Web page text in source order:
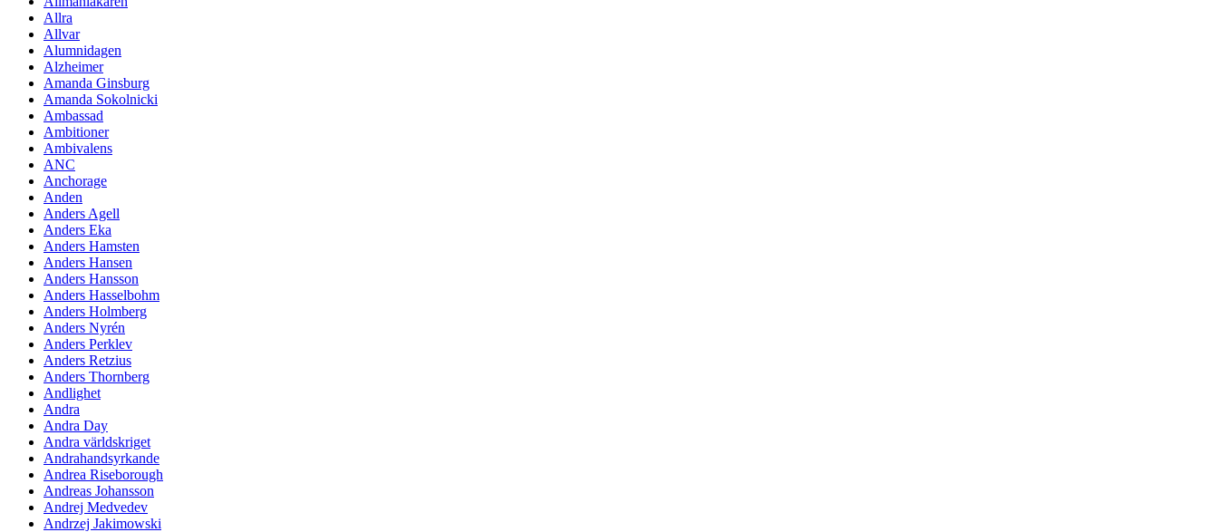
Allra
Allvar
Alumnidagen
Alzheimer
Amanda Ginsburg
Amanda Sokolnicki
Ambassad
Ambitioner
Ambivalens
ANC
Anchorage
Anden
Anders Agell
Anders Eka
Anders Hamsten
Anders Hansen
Anders Hansson
Anders Hasselbohm
Anders Holmberg
Anders Nyrén
Anders Perklev
Anders Retzius
Anders Thornberg
Andlighet
Andra
Andra Day
Andra världskriget
Andrahandsyrkande
Andrea Riseborough
Andreas Johansson
Andrej Medvedev
Andrzej Jakimowski